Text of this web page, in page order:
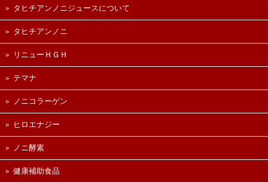
タヒチアンノニジュースについて
タヒチアンノニ
リニューＨＧＨ
テマナ
ノニコラーゲン
ヒロエナジー
ノニ酵素
健康補助食品